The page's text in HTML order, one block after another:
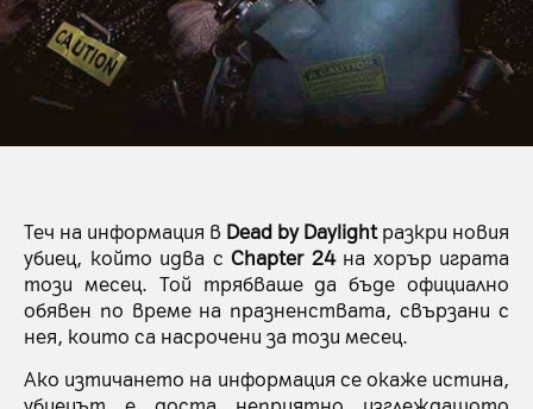
Теч на информация в Dead by Daylightразкри новия
убиец, който идва с Chapter 24на хорър играта
този месец. Той трябваше да бъде официално
обявен по време на празненствата, свързани с
нея, които са насрочени за този месец.
Ако изтичането на информация се окаже истина,